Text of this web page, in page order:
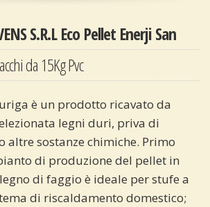
S.R.L Eco Pellet Enerji San
da 15Kg Pvc
è un prodotto ricavato da
legni duri, priva di
sostanze chimiche. Primo
di produzione del pellet in
di faggio è ideale per stufe a
di riscaldamento domestico;